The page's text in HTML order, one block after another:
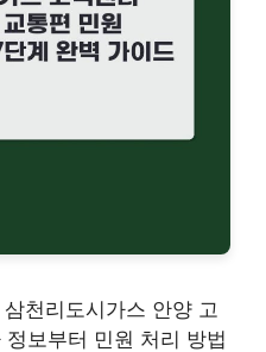
천리도시가스 안양 고
보부터 민원 처리 방법